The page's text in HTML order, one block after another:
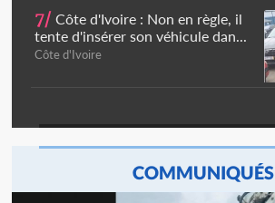
7/ Côte d'Ivoire : Non en règle, il
tente d'insérer son véhicule dan...
Côte d'Ivoire
COMMUNIQUÉS